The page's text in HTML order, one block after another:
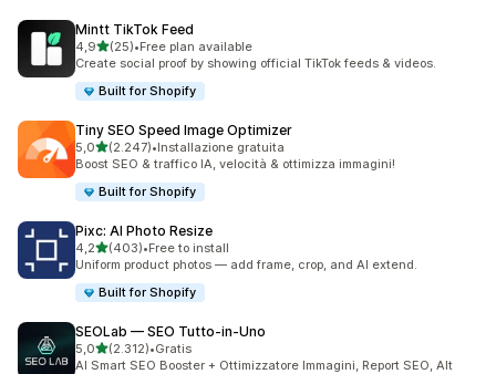
Mintt TikTok Feed
4,9stelle su 5
(25)
25 recensioni totali
•Free plan available
Create social proof by showing official TikTok feeds & videos.
Built for Shopify
Tiny SEO Speed Image Optimizer
5,0stelle su 5
(2.247)
2247 recensioni totali
•Installazione gratuita
Boost SEO & traffico IA, velocità & ottimizza immagini!
Built for Shopify
Pixc: AI Photo Resize
4,2stelle su 5
(403)
403 recensioni totali
•Free to install
Uniform product photos — add frame, crop, and AI extend.
Built for Shopify
SEOLab — SEO Tutto‑in‑Uno
5,0stelle su 5
(2.312)
2312 recensioni totali
•Gratis
AI Smart SEO Booster + Ottimizzatore Immagini, Report SEO, Alt